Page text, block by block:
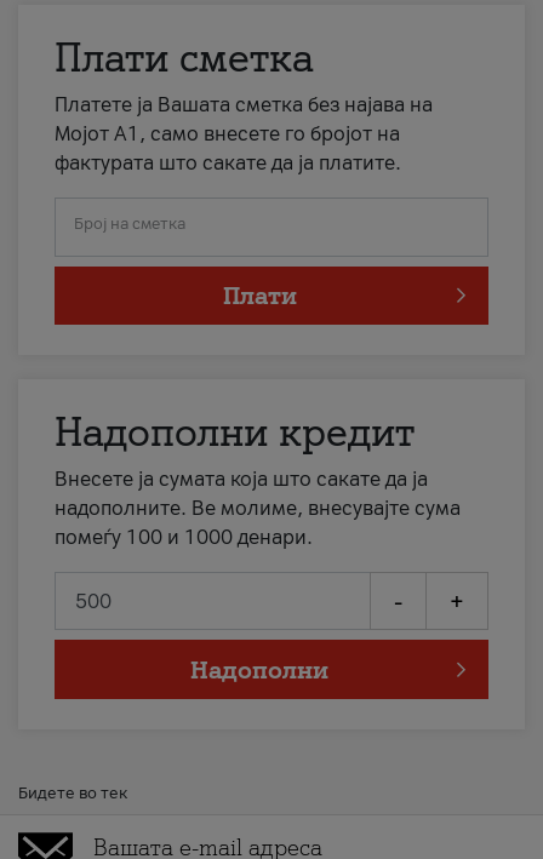
Плати сметка
Платете ја Вашата сметка без најава на
Мојот А1, само внесете го бројот на
фактурата што сакате да ја платите.
Број на сметка
Плати
Надополни кредит
Внесете ја сумата која што сакате да ја
надополните. Ве молиме, внесувајте сума
помеѓу 100 и 1000 денари.
- +
Надополни
Бидете во тек